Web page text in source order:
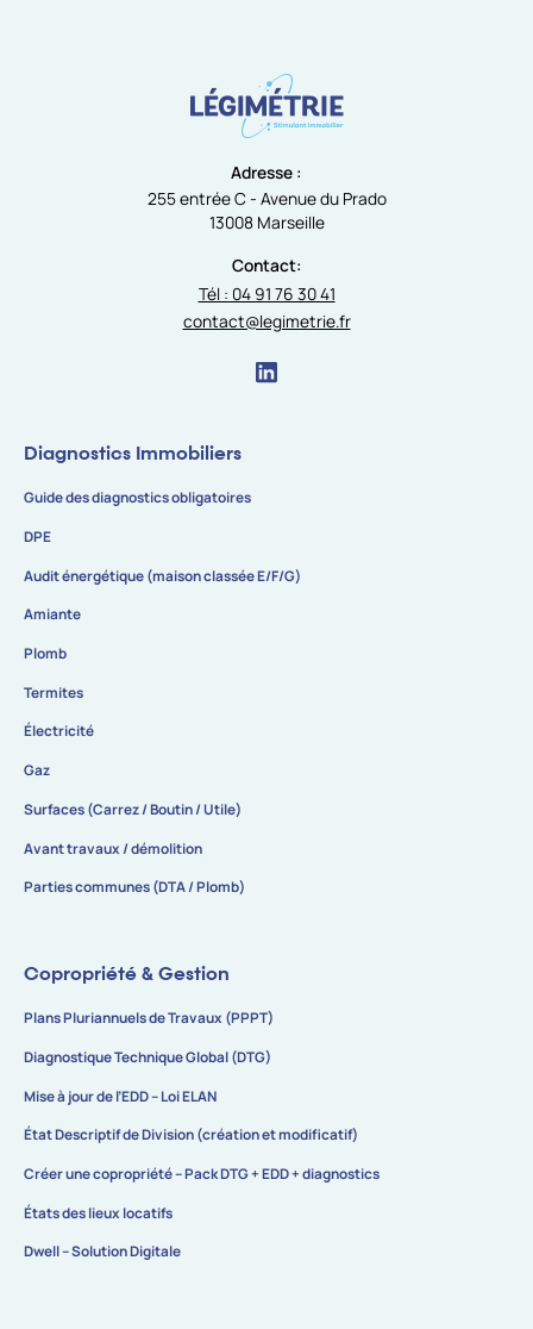
Adresse :
255 entrée C - Avenue du Prado
13008 Marseille
Contact:
Tél : 04 91 76 30 41
contact@legimetrie.fr
Diagnostics Immobiliers
Guide des diagnostics obligatoires
DPE
Audit énergétique (maison classée E/F/G)
Amiante
Plomb
Termites
Électricité
Gaz
Surfaces (Carrez / Boutin / Utile)
Avant travaux / démolition
Parties communes (DTA / Plomb)
Copropriété & Gestion
Plans Pluriannuels de Travaux (PPPT)
Diagnostique Technique Global (DTG)
Mise à jour de l’EDD – Loi ELAN
État Descriptif de Division (création et modificatif)
Créer une copropriété – Pack DTG + EDD + diagnostics
États des lieux locatifs
Dwell – Solution Digitale